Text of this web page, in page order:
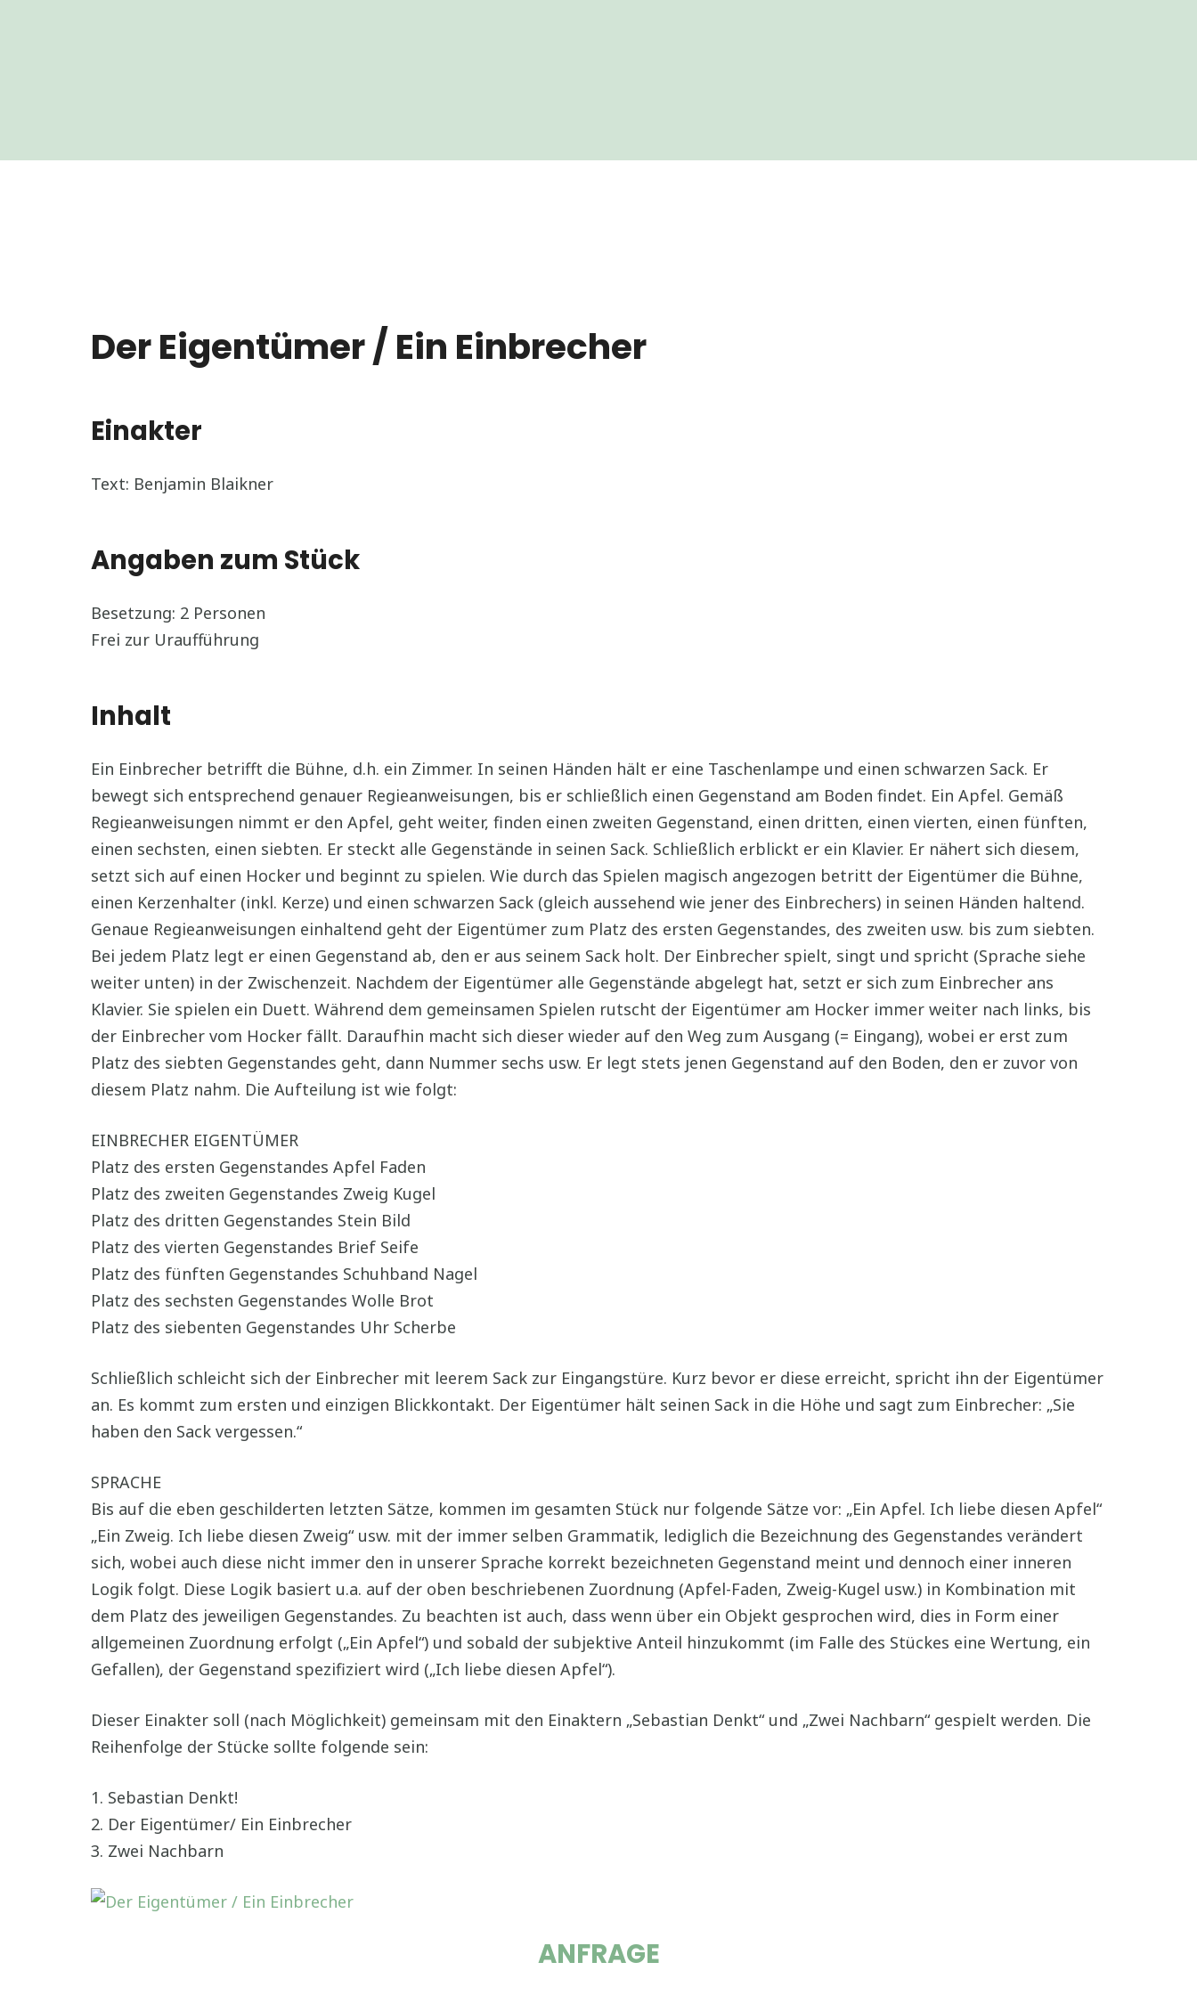
Der Eigentümer / Ein Einbrecher
Einakter
Text: Benjamin Blaikner
Angaben zum Stück
Besetzung: 2 Personen
Frei zur Uraufführung
Inhalt
Ein Einbrecher betrifft die Bühne, d.h. ein Zimmer. In seinen Händen hält er eine Taschenlampe und einen schwarzen Sack. Er
bewegt sich entsprechend genauer Regieanweisungen, bis er schließlich einen Gegenstand am Boden findet. Ein Apfel. Gemäß
Regieanweisungen nimmt er den Apfel, geht weiter, finden einen zweiten Gegenstand, einen dritten, einen vierten, einen fünften,
einen sechsten, einen siebten. Er steckt alle Gegenstände in seinen Sack. Schließlich erblickt er ein Klavier. Er nähert sich diesem,
setzt sich auf einen Hocker und beginnt zu spielen. Wie durch das Spielen magisch angezogen betritt der Eigentümer die Bühne,
einen Kerzenhalter (inkl. Kerze) und einen schwarzen Sack (gleich aussehend wie jener des Einbrechers) in seinen Händen haltend.
Genaue Regieanweisungen einhaltend geht der Eigentümer zum Platz des ersten Gegenstandes, des zweiten usw. bis zum siebten.
Bei jedem Platz legt er einen Gegenstand ab, den er aus seinem Sack holt. Der Einbrecher spielt, singt und spricht (Sprache siehe
weiter unten) in der Zwischenzeit. Nachdem der Eigentümer alle Gegenstände abgelegt hat, setzt er sich zum Einbrecher ans
Klavier. Sie spielen ein Duett. Während dem gemeinsamen Spielen rutscht der Eigentümer am Hocker immer weiter nach links, bis
der Einbrecher vom Hocker fällt. Daraufhin macht sich dieser wieder auf den Weg zum Ausgang (= Eingang), wobei er erst zum
Platz des siebten Gegenstandes geht, dann Nummer sechs usw. Er legt stets jenen Gegenstand auf den Boden, den er zuvor von
diesem Platz nahm. Die Aufteilung ist wie folgt:
EINBRECHER EIGENTÜMER
Platz des ersten Gegenstandes Apfel Faden
Platz des zweiten Gegenstandes Zweig Kugel
Platz des dritten Gegenstandes Stein Bild
Platz des vierten Gegenstandes Brief Seife
Platz des fünften Gegenstandes Schuhband Nagel
Platz des sechsten Gegenstandes Wolle Brot
Platz des siebenten Gegenstandes Uhr Scherbe
Schließlich schleicht sich der Einbrecher mit leerem Sack zur Eingangstüre. Kurz bevor er diese erreicht, spricht ihn der Eigentümer
an. Es kommt zum ersten und einzigen Blickkontakt. Der Eigentümer hält seinen Sack in die Höhe und sagt zum Einbrecher: „Sie
haben den Sack vergessen.“
SPRACHE
Bis auf die eben geschilderten letzten Sätze, kommen im gesamten Stück nur folgende Sätze vor: „Ein Apfel. Ich liebe diesen Apfel“
„Ein Zweig. Ich liebe diesen Zweig“ usw. mit der immer selben Grammatik, lediglich die Bezeichnung des Gegenstandes verändert
sich, wobei auch diese nicht immer den in unserer Sprache korrekt bezeichneten Gegenstand meint und dennoch einer inneren
Logik folgt. Diese Logik basiert u.a. auf der oben beschriebenen Zuordnung (Apfel-Faden, Zweig-Kugel usw.) in Kombination mit
dem Platz des jeweiligen Gegenstandes. Zu beachten ist auch, dass wenn über ein Objekt gesprochen wird, dies in Form einer
allgemeinen Zuordnung erfolgt („Ein Apfel“) und sobald der subjektive Anteil hinzukommt (im Falle des Stückes eine Wertung, ein
Gefallen), der Gegenstand spezifiziert wird („Ich liebe diesen Apfel“).
Dieser Einakter soll (nach Möglichkeit) gemeinsam mit den Einaktern „Sebastian Denkt“ und „Zwei Nachbarn“ gespielt werden. Die
Reihenfolge der Stücke sollte folgende sein:
1. Sebastian Denkt!
2. Der Eigentümer/ Ein Einbrecher
3. Zwei Nachbarn
ANFRAGE